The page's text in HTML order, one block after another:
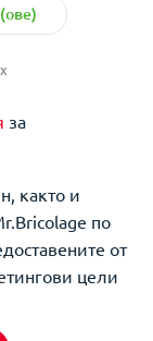
за
както и
по
от
цели